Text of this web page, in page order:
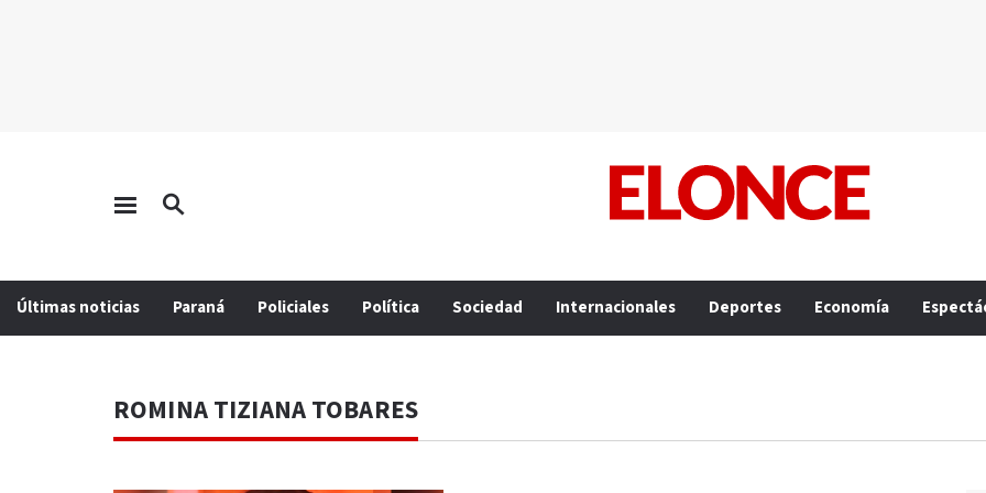
Últimas noticias Paraná Policiales Política Sociedad Internacionales Deportes Economía
ROMINA TIZIANA TOBARES